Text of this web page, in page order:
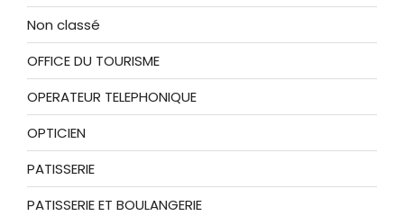
Non classé
OFFICE DU TOURISME
OPERATEUR TELEPHONIQUE
OPTICIEN
PATISSERIE
PATISSERIE ET BOULANGERIE